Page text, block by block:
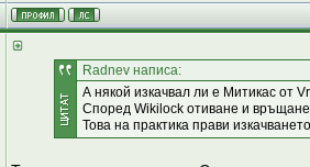
Radnev написа:
А някой изкачвал ли е Митикас от
Според Wikilock отиване и
Това на практика прави